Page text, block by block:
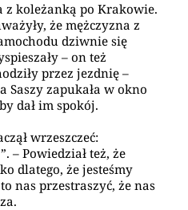
z koleżanką po Krakowie.
że mężczyzna z
dziwnie się
– on też
przez jezdnię –
Saszy zapukała w okno
dał im spokój.
wrzeszczeć:
– Powiedział też, że
dlatego, że jesteśmy
nas przestraszyć, że nas